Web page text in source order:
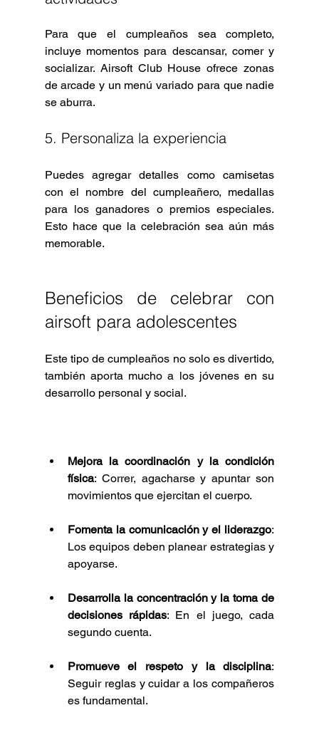
Para que el cumpleaños sea completo,
incluye momentos para descansar, comer y
socializar. Airsoft Club House ofrece zonas
de arcade y un menú variado para que nadie
se aburra.
5. Personaliza la experiencia
Puedes agregar detalles como camisetas
con el nombre del cumpleañero, medallas
para los ganadores o premios especiales.
Esto hace que la celebración sea aún más
memorable.
Beneficios de celebrar con
airsoft para adolescentes
Este tipo de cumpleaños no solo es divertido,
también aporta mucho a los jóvenes en su
desarrollo personal y social.
Mejora la coordinación y la condición
física: Correr, agacharse y apuntar son
movimientos que ejercitan el cuerpo.
Fomenta la comunicación y el liderazgo:
Los equipos deben planear estrategias y
apoyarse.
Desarrolla la concentración y la toma de
decisiones rápidas: En el juego, cada
segundo cuenta.
Promueve el respeto y la disciplina:
Seguir reglas y cuidar a los compañeros
es fundamental.